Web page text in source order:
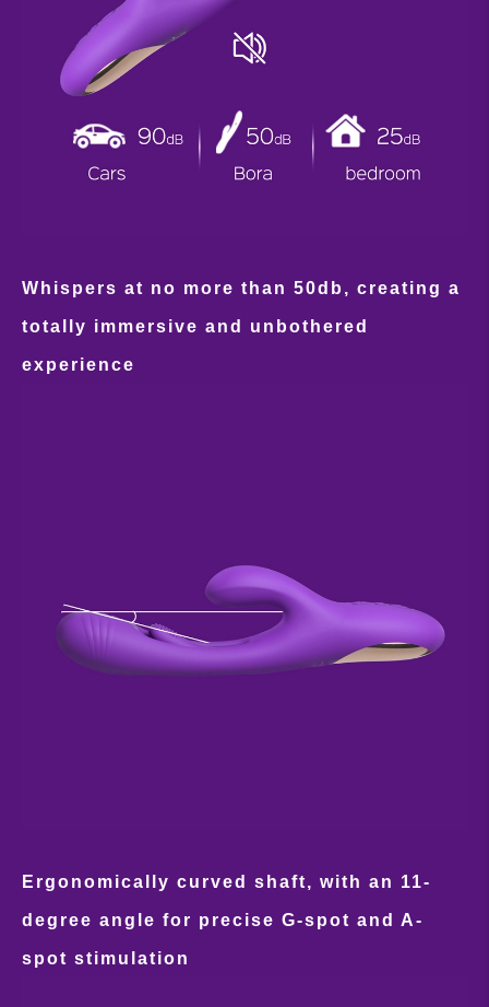
Whispers at no more than 50db, creating a
totally immersive and unbothered
experience
Ergonomically curved shaft, with an 11-
degree angle for precise G-spot and A-
spot stimulation